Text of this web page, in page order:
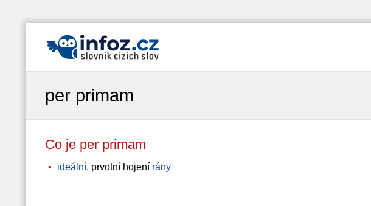
per primam
Co je per primam
ideální, prvotní hojení rány